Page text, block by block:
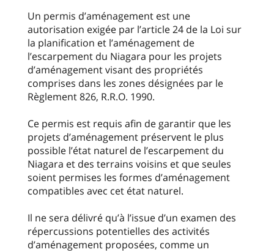
Un permis d’aménagement est une
autorisation exigée par l’article 24 de la Loi sur
la planification et l’aménagement de
l’escarpement du Niagara pour les projets
d’aménagement visant des propriétés
comprises dans les zones désignées par le
Règlement 826, R.R.O. 1990.
Ce permis est requis afin de garantir que les
projets d’aménagement préservent le plus
possible l’état naturel de l’escarpement du
Niagara et des terrains voisins et que seules
soient permises les formes d’aménagement
compatibles avec cet état naturel.
Il ne sera délivré qu’à l’issue d’un examen des
répercussions potentielles des activités
d’aménagement proposées, comme un